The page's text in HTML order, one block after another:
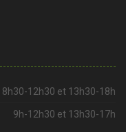
8h30-12h30 et 13h30-18h
9h-12h30 et 13h30-17h